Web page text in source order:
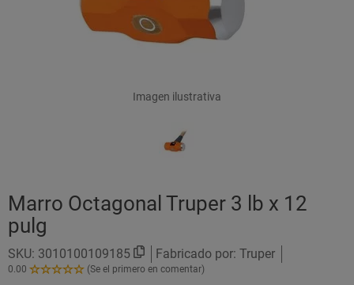
Imagen ilustrativa
Marro Octagonal Truper 3 lb x 12
pulg
SKU: 3010100109185 Fabricado por: Truper
0.00
0.00
(Se el primero en comentar)